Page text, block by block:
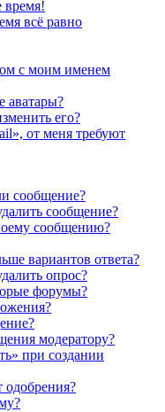
время!
всё равно
с моим именем
аватары?
его?
от меня требуют
сообщение?
сообщение?
сообщению?
вариантов ответа?
опрос?
форумы?
модератору?
при создании
одобрения?